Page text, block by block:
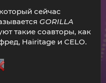
сейчас
GORILLA
такие соавторы, как
Hairitage и CELO.